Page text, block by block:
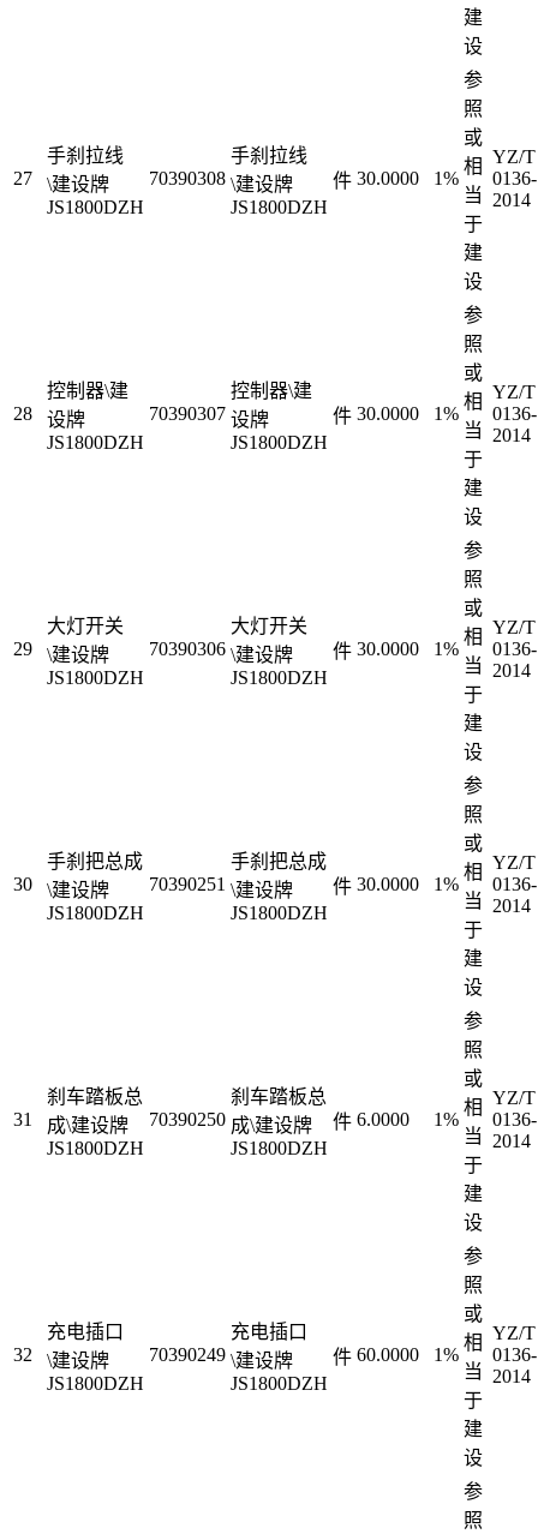
建
设
27
手刹拉线
\建设牌
JS1800DZH
70390308
手刹拉线
\建设牌
JS1800DZH
件 30.0000 1%
参
照
或
相
当
于
建
设
YZ/T
0136-
2014
28
控制器\建
设牌
JS1800DZH
70390307
控制器\建
设牌
JS1800DZH
件 30.0000 1%
参
照
或
相
当
于
建
设
YZ/T
0136-
2014
29
大灯开关
\建设牌
JS1800DZH
70390306
大灯开关
\建设牌
JS1800DZH
件 30.0000 1%
参
照
或
相
当
于
建
设
YZ/T
0136-
2014
30
手刹把总成
\建设牌
JS1800DZH
70390251
手刹把总成
\建设牌
JS1800DZH
件 30.0000 1%
参
照
或
相
当
于
建
设
YZ/T
0136-
2014
31
刹车踏板总
成\建设牌
JS1800DZH
70390250
刹车踏板总
成\建设牌
JS1800DZH
件 6.0000 1%
参
照
或
相
当
于
建
设
YZ/T
0136-
2014
32
充电插口
\建设牌
JS1800DZH
70390249
充电插口
\建设牌
JS1800DZH
件 60.0000 1%
参
照
或
相
当
于
建
设
YZ/T
0136-
2014
参
照